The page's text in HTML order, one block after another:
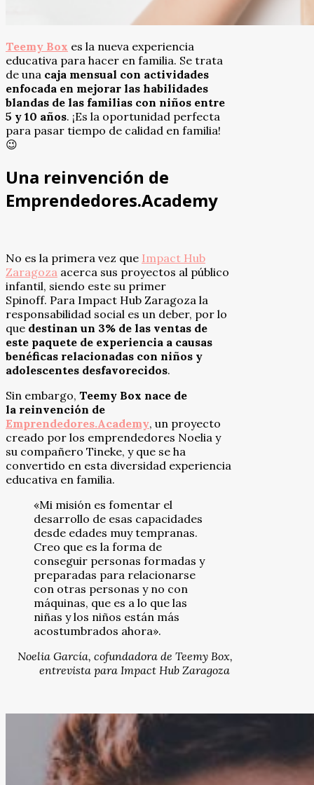
Teemy Box es la nueva experiencia
educativa para hacer en familia. Se trata
de una caja mensual con actividades
enfocada en mejorar las habilidades
blandas de las familias con niños entre
5 y 10 años. ¡Es la oportunidad perfecta
para pasar tiempo de calidad en familia!
😉
Una reinvención de
Emprendedores.Academy
No es la primera vez que Impact Hub
Zaragoza acerca sus proyectos al público
infantil, siendo este su primer
Spinoff. Para Impact Hub Zaragoza la
responsabilidad social es un deber, por lo
que destinan un 3% de las ventas de
este paquete de experiencia a causas
benéficas relacionadas con niños y
adolescentes desfavorecidos.
Sin embargo, Teemy Box nace de
la reinvención de
Emprendedores.Academy, un proyecto
creado por los emprendedores Noelia y
su compañero Tineke, y que se ha
convertido en esta diversidad experiencia
educativa en familia.
«Mi misión es fomentar el
desarrollo de esas capacidades
desde edades muy tempranas.
Creo que es la forma de
conseguir personas formadas y
preparadas para relacionarse
con otras personas y no con
máquinas, que es a lo que las
niñas y los niños están más
acostumbrados ahora».
Noelia García, cofundadora de Teemy Box,
entrevista para Impact Hub Zaragoza